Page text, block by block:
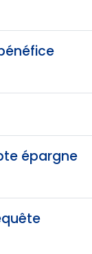
épargne